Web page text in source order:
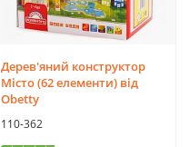
Дерев'яний конструктор
Місто (62 елементи) від
Obetty
110-362